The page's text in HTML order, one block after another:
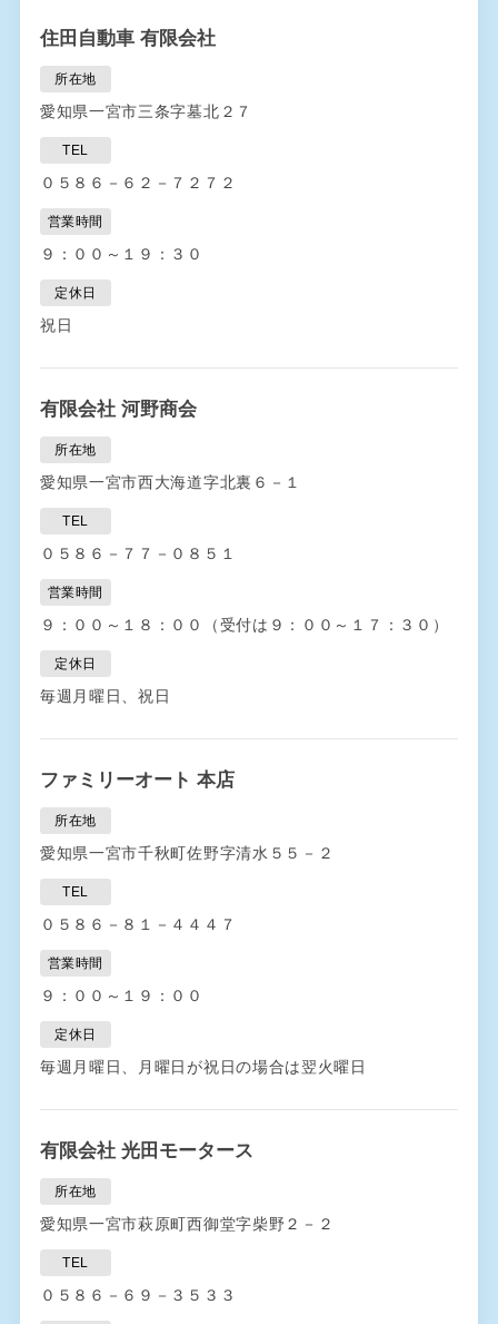
住田自動車 有限会社
所在地
愛知県一宮市三条字墓北２７
TEL
０５８６－６２－７２７２
営業時間
９：００～１９：３０
定休日
祝日
有限会社 河野商会
所在地
愛知県一宮市西大海道字北裏６－１
TEL
０５８６－７７－０８５１
営業時間
９：００～１８：００（受付は９：００～１７：３０）
定休日
毎週月曜日、祝日
ファミリーオート 本店
所在地
愛知県一宮市千秋町佐野字清水５５－２
TEL
０５８６－８１－４４４７
営業時間
９：００～１９：００
定休日
毎週月曜日、月曜日が祝日の場合は翌火曜日
有限会社 光田モータース
所在地
愛知県一宮市萩原町西御堂字柴野２－２
TEL
０５８６－６９－３５３３